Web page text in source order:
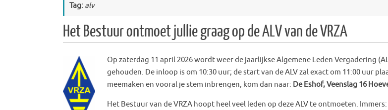
Tag: alv
Het Bestuur ontmoet jullie graag op de ALV van de VRZA
Op zaterdag 11 april 2026 wordt weer de jaarlijkse Algemene Leden Vergadering
gehouden. De inloop is om 10:30 uur; de start van de ALV zal exact om 11:00 uur
meemaken en vooral je stem inbrengen, kom dan naar: De Eshof, Veenslag 16
Het Bestuur van de VRZA hoopt heel veel leden op deze ALV te ontmoeten.